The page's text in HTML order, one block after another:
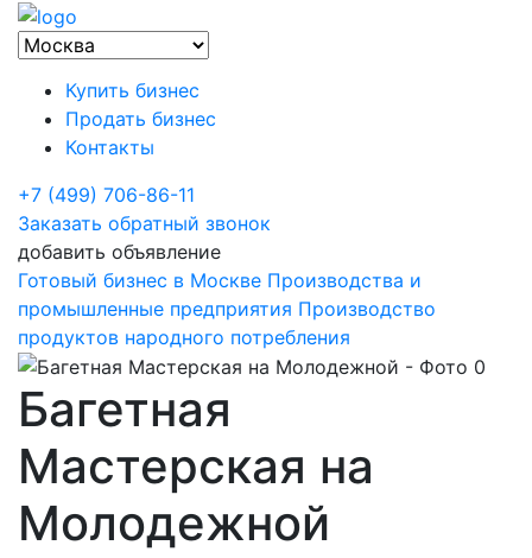
Купить бизнес
Продать бизнес
Контакты
+7 (499) 706-86-11
Заказать обратный звонок
добавить объявление
Готовый бизнес в Москве Производства и
промышленные предприятия Производство
продуктов народного потребления
Багетная
Мастерская на
Молодежной